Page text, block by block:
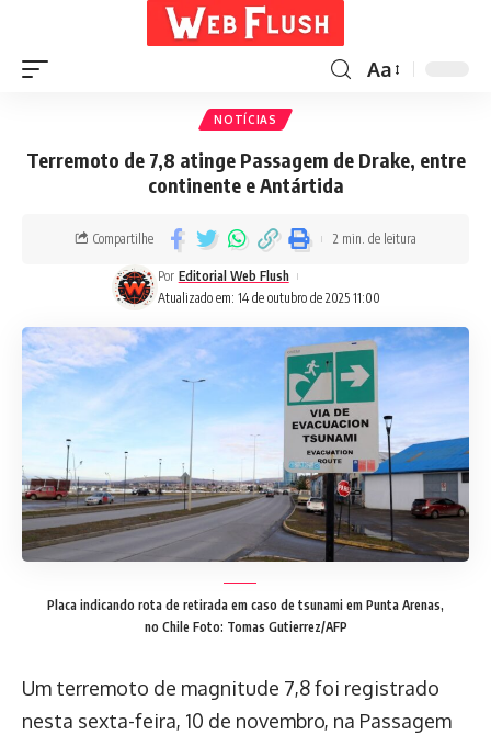
Aa
NOTÍCIAS
Terremoto de 7,8 atinge Passagem de Drake, entre
continente e Antártida
Atualizado em: 14 de outubro de 2025 11:00
Por Editorial Web Flush
Compartilhe 2 min. de leitura
Placa indicando rota de retirada em caso de tsunami em Punta Arenas,
no Chile Foto: Tomas Gutierrez/AFP
Um terremoto de magnitude 7,8 foi registrado
nesta sexta-feira, 10 de novembro, na Passagem